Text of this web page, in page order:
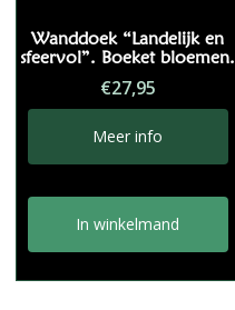
Wanddoek “Landelijk en
sfeervol”. Boeket bloemen.
€27,95
Meer info
In winkelmand